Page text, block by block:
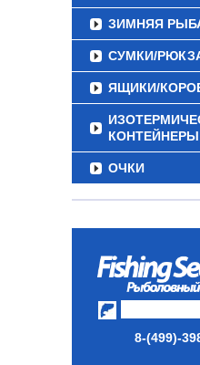
ЗИМНЯЯ
СУМКИ/
ЯЩИКИ/
КОНТЕЙНЕРЫ
ОЧКИ
8-(499)-